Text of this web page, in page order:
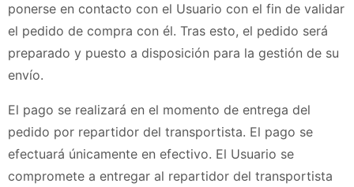
ponerse en contacto con el Usuario con el fin de validar
el pedido de compra con él. Tras esto, el pedido será
preparado y puesto a disposición para la gestión de su
envío.
El pago se realizará en el momento de entrega del
pedido por repartidor del transportista. El pago se
efectuará únicamente en efectivo. El Usuario se
compromete a entregar al repartidor del transportista